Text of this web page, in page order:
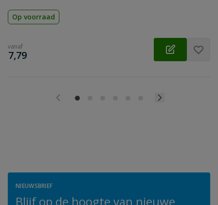
Op voorraad
vanaf
€
7,79
NIEUWSBRIEF
Blijf op de hoogte van nieuwe